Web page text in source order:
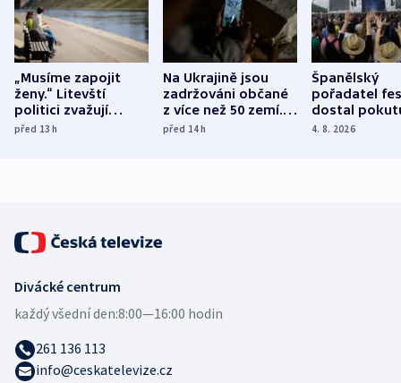
„Musíme zapojit
ženy.“ Litevští
politici zvažují
dohodu o
před 13h
Na Ukrajině jsou
zadržováni občané
z více než 50 zemí.
Bojovali na straně
před 14h
Španělský
pořadatel
dostal
nekalé
4. 8. 2026
Divácké centrum
každý všední den:8:00—16:00 hodin
261 136 113
info@ceskatelevize.cz